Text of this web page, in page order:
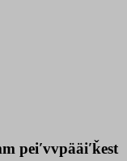
peiʹvvpääiʹǩest